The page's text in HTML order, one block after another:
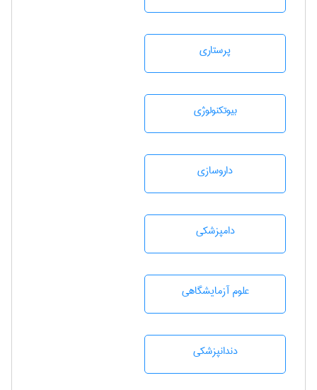
پرستاری
بيوتكنولوژی
داروسازی
دامپزشكی
علوم آزمايشگاهی
دندانپزشكی